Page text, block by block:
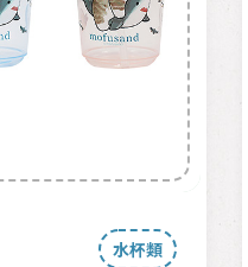
水杯類